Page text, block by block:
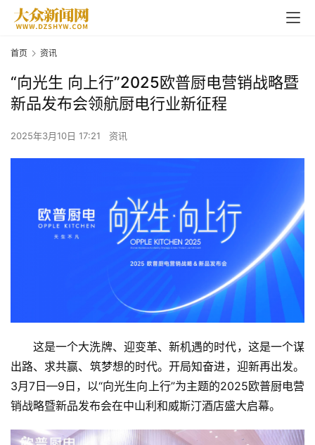
首页 资讯
“向光生 向上行”2025欧普厨电营销战略暨
新品发布会领航厨电行业新征程
2025年3月10日 17:21 资讯
这是一个大洗牌、迎变革、新机遇的时代，这是一个谋
出路、求共赢、筑梦想的时代。开局知奋进，迎新再出发。
3月7日—9日，以“向光生向上行”为主题的2025欧普厨电营
销战略暨新品发布会在中山利和威斯汀酒店盛大启幕。